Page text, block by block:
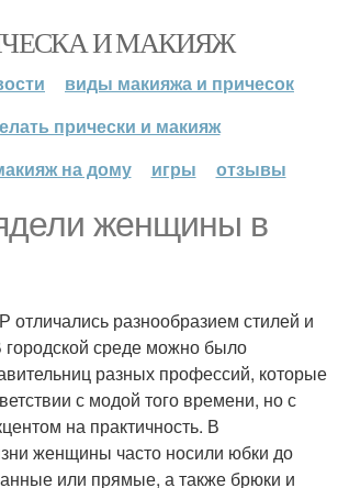
И МАКИЯЖ
виды макияжа и причесок
прически и макияж
на дому
игры отзывы
женщины в
разнообразием стилей и
среде можно было
разных профессий, которые
с модой того времени, но с
на практичность. В
женщины часто носили юбки до
или прямые, а также брюки и